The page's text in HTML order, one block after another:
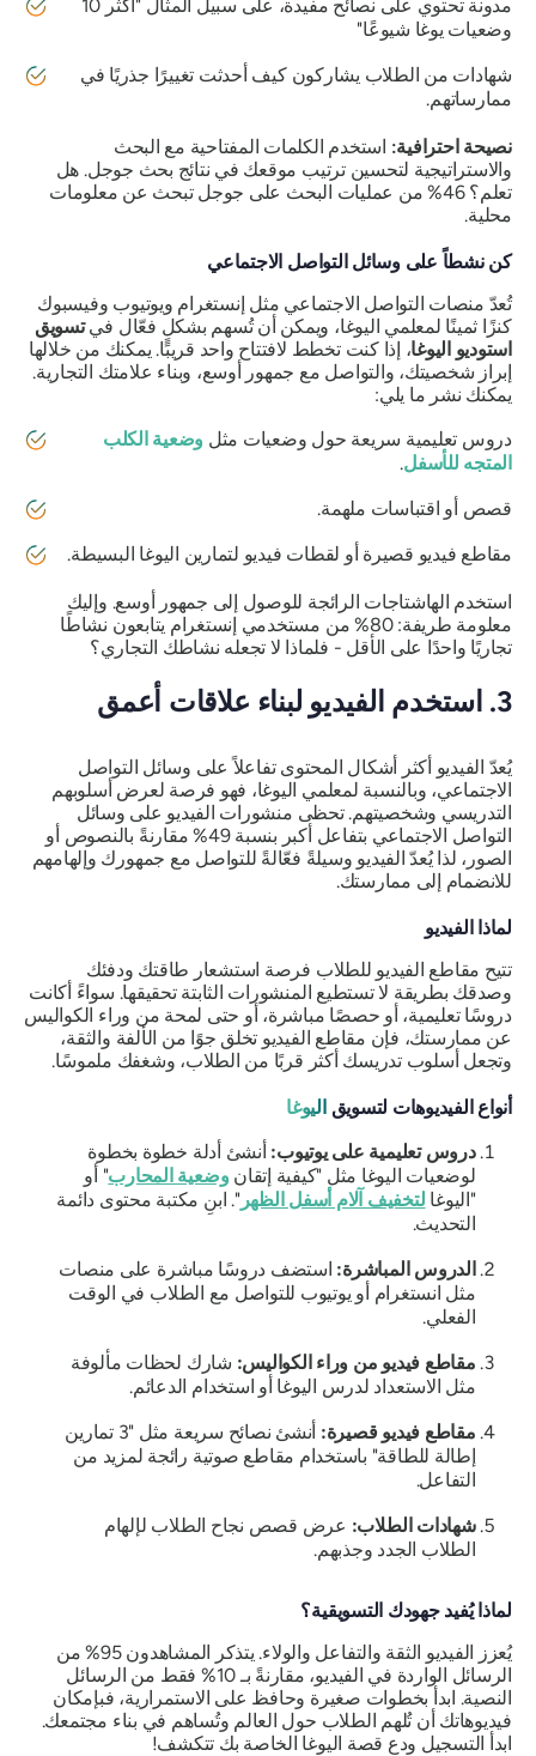
مدونة تحتوي على نصائح مفيدة، على سبيل المثال "أكثر 10
وضعيات يوغا شيوعًا"
شهادات من الطلاب يشاركون كيف أحدثت تغييرًا جذريًا في
ممارساتهم.
نصيحة احترافية:استخدم الكلمات المفتاحية مع البحث
والاستراتيجية لتحسين ترتيب موقعك في نتائج بحث جوجل. هل
تعلم؟ 46% من عمليات البحث على جوجل تبحث عن معلومات
محلية.
كن نشطاً على وسائل التواصل الاجتماعي
تُعدّ منصات التواصل الاجتماعي مثل إنستغرام ويوتيوب وفيسبوك
كنزًا ثمينًا لمعلمي اليوغا، ويمكن أن تُسهم بشكلٍ فعّال في تسويق
استوديو اليوغا، إذا كنت تخطط لافتتاح واحد قريبًا. يمكنك من خلالها
إبراز شخصيتك، والتواصل مع جمهور أوسع، وبناء علامتك التجارية.
يمكنك نشر ما يلي:
دروس تعليمية سريعة حول وضعيات مثل وضعية الكلب
المتجه للأسفل.
قصص أو اقتباسات ملهمة.
مقاطع فيديو قصيرة أو لقطات فيديو لتمارين اليوغا البسيطة.
استخدم الهاشتاجات الرائجة للوصول إلى جمهور أوسع. وإليك
معلومة طريفة: 80% من مستخدمي إنستغرام يتابعون نشاطًا
تجاريًا واحدًا على الأقل - فلماذا لا تجعله نشاطك التجاري؟
3. استخدم الفيديو لبناء علاقات أعمق
يُعدّ الفيديو أكثر أشكال المحتوى تفاعلاً على وسائل التواصل
الاجتماعي، وبالنسبة لمعلمي اليوغا، فهو فرصة لعرض أسلوبهم
التدريسي وشخصيتهم. تحظى منشورات الفيديو على وسائل
التواصل الاجتماعي بتفاعل أكبر بنسبة 49% مقارنةً بالنصوص أو
الصور، لذا يُعدّ الفيديو وسيلةً فعّالةً للتواصل مع جمهورك وإلهامهم
للانضمام إلى ممارستك.
لماذا الفيديو
تتيح مقاطع الفيديو للطلاب فرصة استشعار طاقتك ودفئك
وصدقك بطريقة لا تستطيع المنشورات الثابتة تحقيقها. سواءً أكانت
دروسًا تعليمية، أو حصصًا مباشرة، أو حتى لمحة من وراء الكواليس
عن ممارستك، فإن مقاطع الفيديو تخلق جوًا من الألفة والثقة،
وتجعل أسلوب تدريسك أكثر قربًا من الطلاب، وشغفك ملموسًا.
أنواع الفيديوهات لتسويقاليوغا
دروس تعليمية على يوتيوب:أنشئ أدلة خطوة بخطوة
لوضعيات اليوغا مثل "كيفية إتقانوضعية المحارب" أو
"اليوغالتخفيف آلام أسفل الظهر". ابنِ مكتبة محتوى دائمة
التحديث.
الدروس المباشرة:استضف دروسًا مباشرة على منصات
مثل انستغرام أو يوتيوب للتواصل مع الطلاب في الوقت
الفعلي.
مقاطع فيديو من وراء الكواليس: شارك لحظات مألوفة
مثل الاستعداد لدرس اليوغا أو استخدام الدعائم.
مقاطع فيديو قصيرة:
أنشئ نصائح سريعة مثل "3 تمارين
إطالة للطاقة" باستخدام مقاطع صوتية رائجة لمزيد من
التفاعل.
شهادات الطلاب:عرض قصص نجاح الطلاب لإلهام
الطلاب الجدد وجذبهم.
لماذا يُفيد جهودك التسويقية؟
يُعزز الفيديو الثقة والتفاعل والولاء. يتذكر المشاهدون 95% من
الرسائل الواردة في الفيديو، مقارنةً بـ 10% فقط من الرسائل
النصية. ابدأ بخطوات صغيرة وحافظ على الاستمرارية، فبإمكان
فيديوهاتك أن تُلهم الطلاب حول العالم وتُساهم في بناء مجتمعك.
ابدأ التسجيل ودع قصة اليوغا الخاصة بك تتكشف!